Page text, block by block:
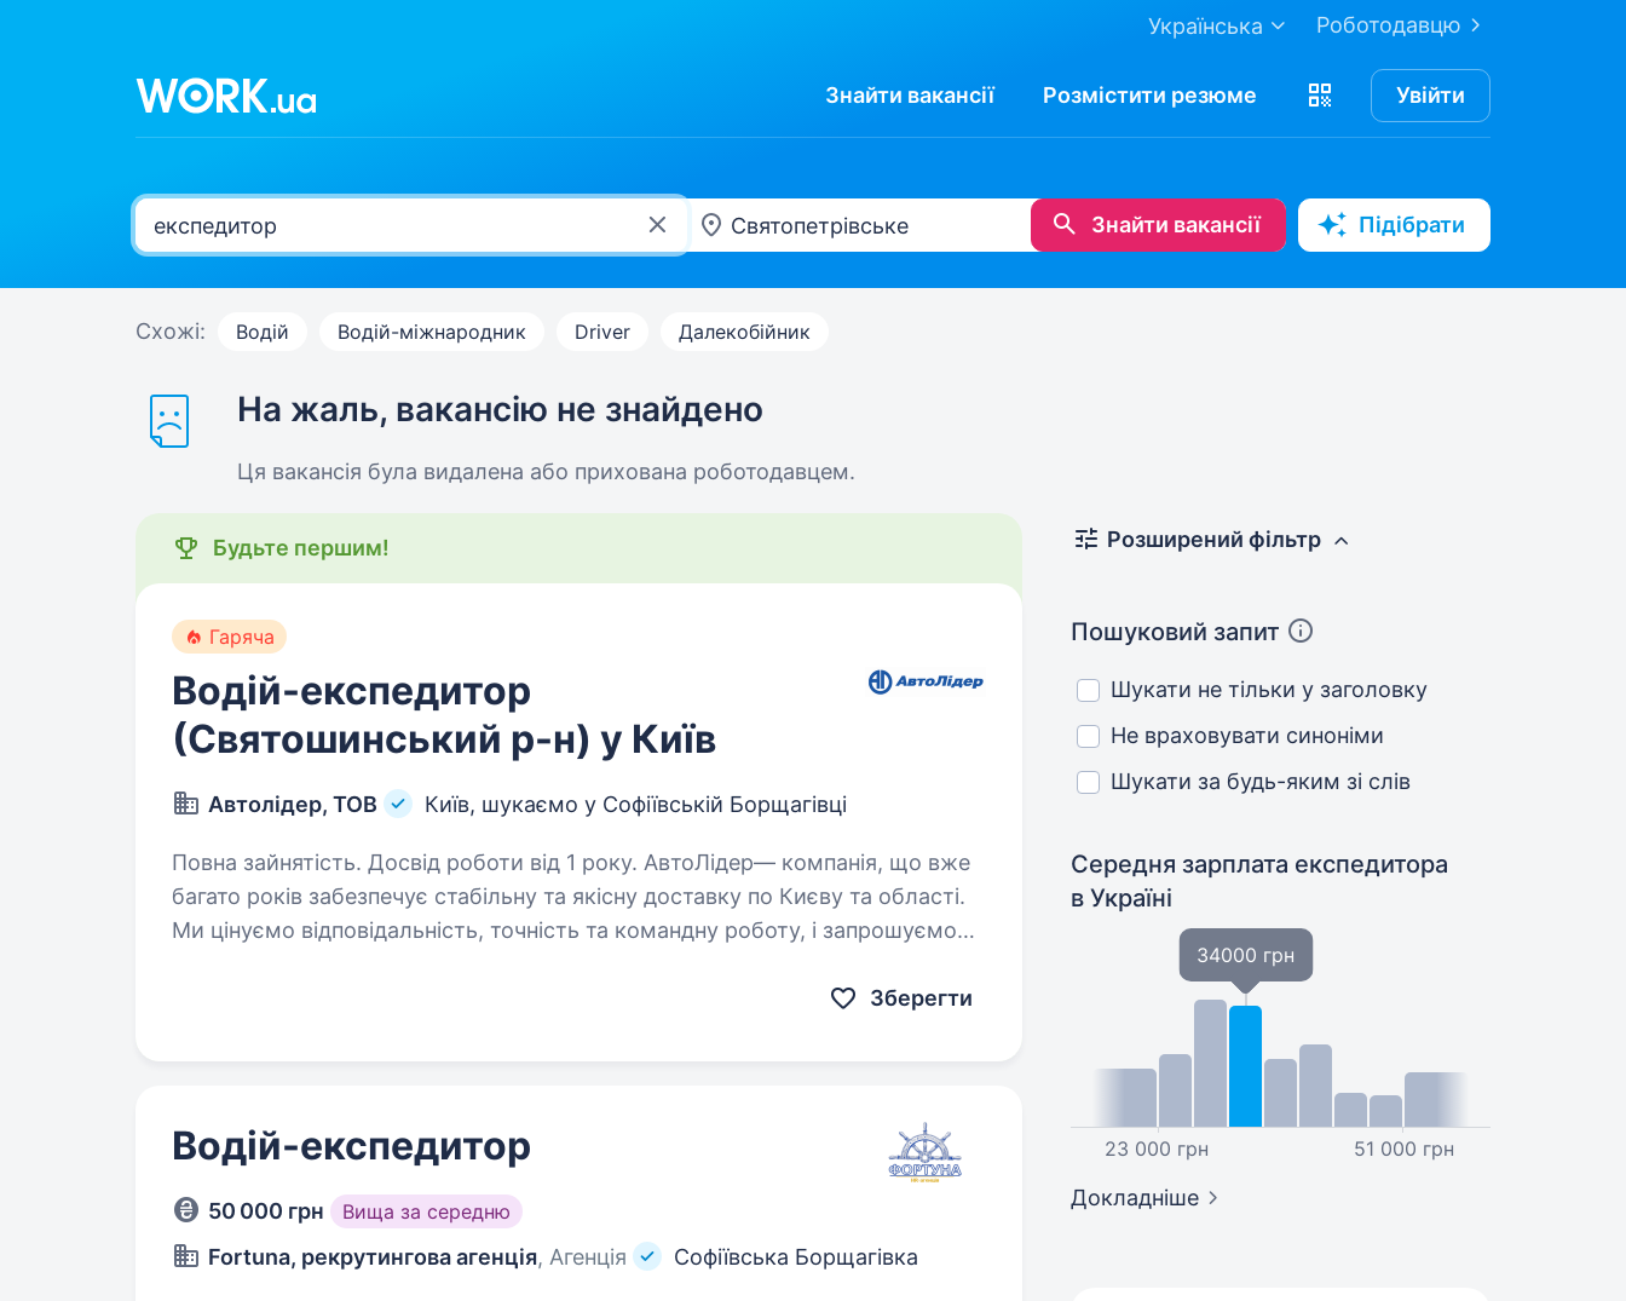
Роботодавцю
Українська
Знайти вакансії Розмістити резюме Увійти
Знайти вакансії Підібрати
Схожі: Водій Водій-міжнародник Driver Далекобійник
На жаль, вакансію не знайдено
Ця вакансія була видалена або прихована роботодавцем.
Будьте першим!
Гаряча
Водій-експедитор
(Святошинський р-н) у Київ
Автолідер, ТОВ Київ, шукаємо у Софіївській Борщагівці
Повна зайнятість. Досвід роботи від 1 року. АвтоЛідер— компанія, що вже
багато років забезпечує стабільну та якісну доставку по Києву та області.
Ми цінуємо відповідальність, точність та командну роботу, і запрошуємо
Зберегти
Водій-експедитор
50 000 грн Вища за середню
Fortuna, рекрутингова агенція, Агенція Софіївська Борщагівка
Розширений фільтр
Пошуковий запит
Шукати не тільки у заголовку
Не враховувати синоніми
Шукати за будь-яким зі слів
Середня зарплата експедитора
в Україні
23 000 грн
34000 грн
51 000 грн
Докладніше